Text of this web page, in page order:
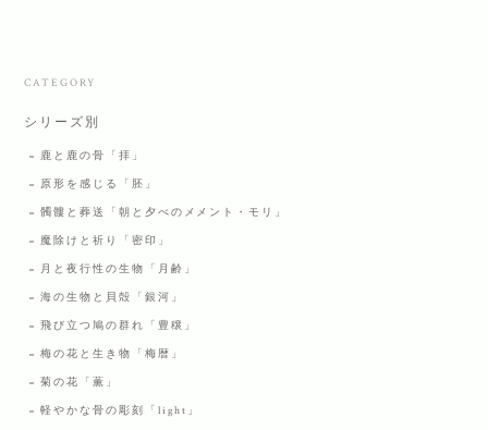
CATEGORY
シリーズ別
鹿と鹿の骨「拝」
原形を感じる「胚」
髑髏と葬送「朝と夕べのメメント・モリ」
魔除けと祈り「密印」
月と夜行性の生物「月齢」
海の生物と貝殻「銀河」
飛び立つ鳩の群れ「豊穣」
梅の花と生き物「梅暦」
菊の花「薫」
軽やかな骨の彫刻「light」